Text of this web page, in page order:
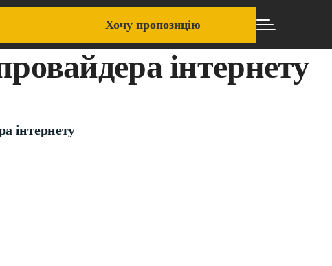
Хочу пропозицію
інтернету
інтернету